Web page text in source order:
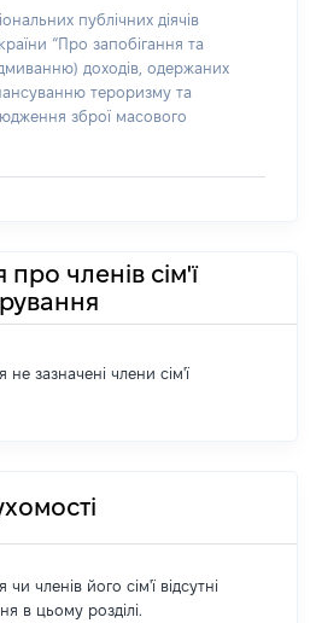
публічних діячів
“Про запобігання та
доходів, одержаних
тероризму та
зброї масового
членів сім'ї
зазначені члени сім'ї
членів його сім'ї відсутні
в цьому розділі.